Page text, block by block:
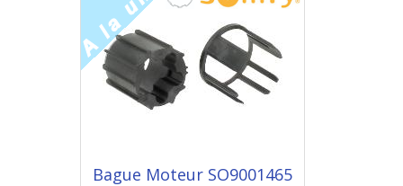
Bague Moteur SO9001465